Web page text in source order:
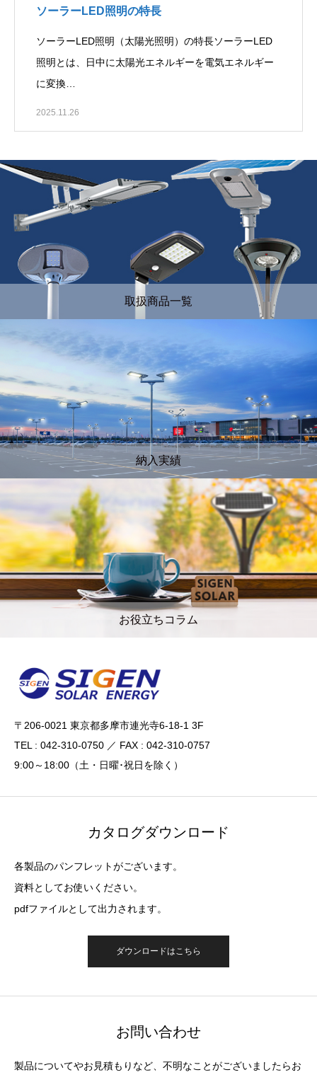
ソーラーLED照明の特長
ソーラーLED照明（太陽光照明）の特長ソーラーLED
照明とは、日中に太陽光エネルギーを電気エネルギー
に変換…
2025.11.26
取扱商品一覧
納入実績
お役立ちコラム
〒206-0021 東京都多摩市連光寺6-18-1 3F
TEL : 042-310-0750 ／ FAX : 042-310-0757
9:00～18:00（土・日曜･祝日を除く）
カタログダウンロード
各製品のパンフレットがございます。
資料としてお使いください。
pdfファイルとして出力されます。
ダウンロードはこちら
お問い合わせ
製品についてやお見積もりなど、不明なことがございましたらお